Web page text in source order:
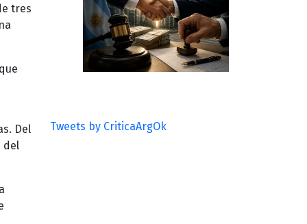
tres
Del
del
Tweets by CriticaArgOk